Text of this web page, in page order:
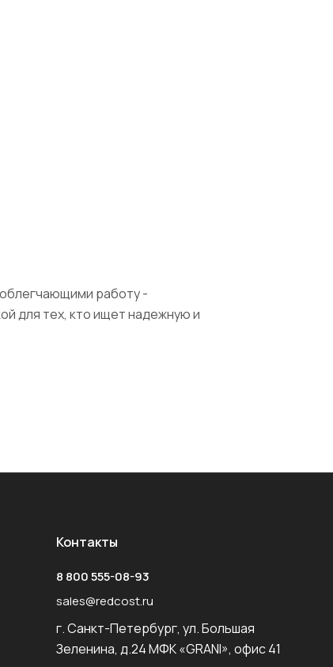
работу -
для тех, кто ищет надежную и
Контакты
8 800 555-08-93
sales@redcost.ru
г. Санкт-Петербург, ул. Большая
Зеленина, д.24 МФК «GRANI», офис 41